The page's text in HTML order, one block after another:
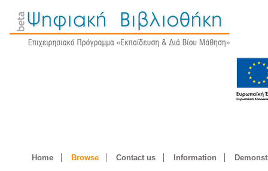
Home Browse Contact us Information